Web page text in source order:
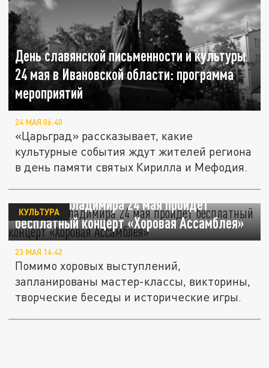
День славянской письменности и культуры
24 мая в Ивановской области: программа
мероприятий
24 МАЯ 06:40
«Царьград» рассказывает, какие
культурные события ждут жителей региона
в день памяти святых Кирилла и Мефодия.
В центре Владимира 24 мая пройдёт
бесплатный концерт «Хоровая Ассамблея»
КУЛЬТУРА
23 МАЯ 14:42
Помимо хоровых выступлений,
запланированы мастер-классы, викторины,
творческие беседы и исторические игры.